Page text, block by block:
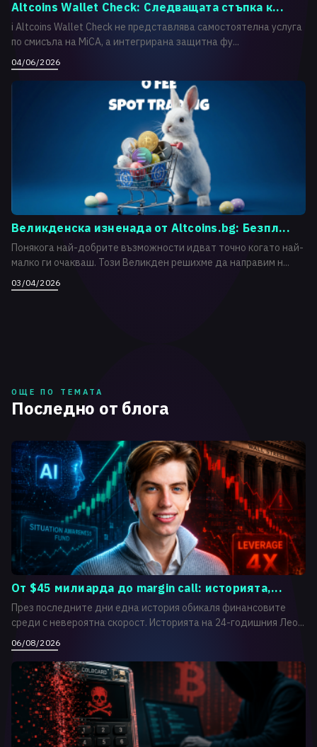
Altcoins Wallet Check: Следващата стъпка к...
i Altcoins Wallet Check не представлява самостоятелна услуга
по смисъла на MiCA, а интегрирана защитна фу...
04/06/2026
Великденска изненада от Altcoins.bg: Безпл...
Понякога най-добрите възможности идват точно когато най-
малко ги очакваш. Този Великден решихме да направим н...
03/04/2026
ОЩЕ ПО ТЕМАТА
Последно от блога
От $45 милиарда до margin call: историята,...
През последните дни една история обикаля финансовите
среди с невероятна скорост. Историята на 24-годишния Лео...
06/08/2026